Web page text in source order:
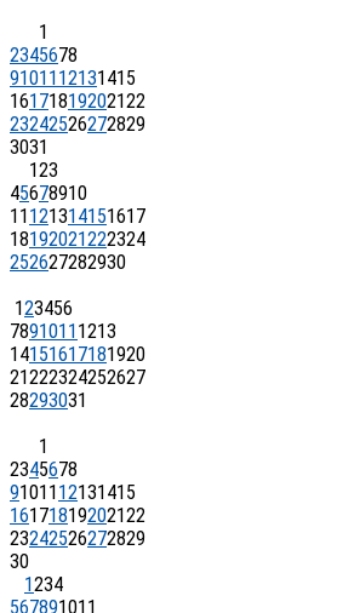
1
2345678
91011 12131415
16171819202122
23242526272829
3031
123
45678910
11 121314151617
18192021222324
252627282930
123456
7891011 1213
14151617181920
21222324252627
28293031
1
2345678
91011 12131415
16171819202122
23242526272829
30
1234
567891011